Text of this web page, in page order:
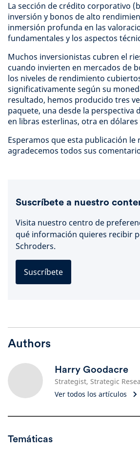
La sección de crédito corporativo
inversión y bonos de alto
inmersión profunda en las
fundamentales y los aspectos
Muchos inversionistas cubren el
cuando invierten en mercados de
los niveles de rendimiento
significativamente según su
resultado, hemos producido tres
paquete, una desde la perspectiva
en libras esterlinas, otra en
Esperamos que esta publicación le
agradecemos todos sus
Suscríbete a nuestro
Visita nuestro centro de
qué información quieres recibir
Schroders.
Suscríbete
Authors
Harry Goodacre
Strategist, Strategic
Ver todos los artículos
Temáticas